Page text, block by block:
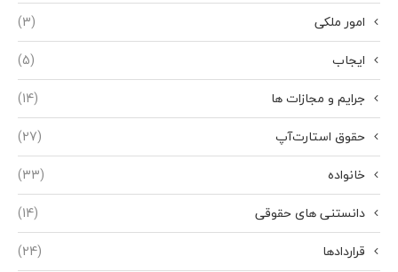
امور ملکی
(3)
ایجاب
(5)
جرایم و مجازات ها
(14)
حقوق استارت‌آپ
(27)
خانواده
(33)
دانستنی های حقوقی
(14)
قراردادها
(24)